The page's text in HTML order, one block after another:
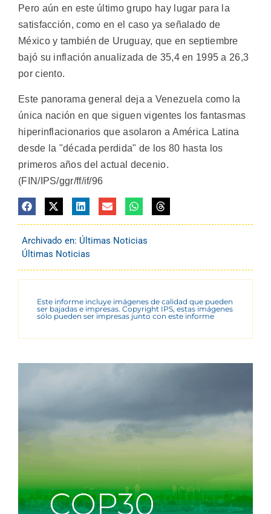
Pero aún en este último grupo hay lugar para la
satisfacción, como en el caso ya señalado de
México y también de Uruguay, que en septiembre
bajó su inflación anualizada de 35,4 en 1995 a 26,3
por ciento.
Este panorama general deja a Venezuela como la
única nación en que siguen vigentes los fantasmas
hiperinflacionarios que asolaron a América Latina
desde la "década perdida" de los 80 hasta los
primeros años del actual decenio.
(FIN/IPS/ggr/ff/if/96
Archivado en: Últimas Noticias
Últimas Noticias
Este informe incluye imágenes de calidad que pueden
ser bajadas e impresas. Copyright IPS, estas imágenes
sólo pueden ser impresas junto con este informe